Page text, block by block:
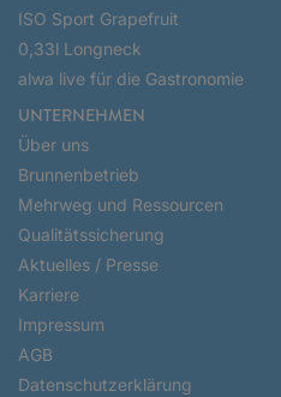
ISO Sport Grapefruit
0,33l Longneck
alwa live für die Gastronomie
UNTERNEHMEN
Über uns
Brunnenbetrieb
Mehrweg und Ressourcen
Qualitätssicherung
Aktuelles / Presse
Karriere
Impressum
AGB
Datenschutzerklärung